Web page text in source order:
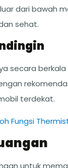
dari bawah
sehat.
secara
terdekat.
Fungsi